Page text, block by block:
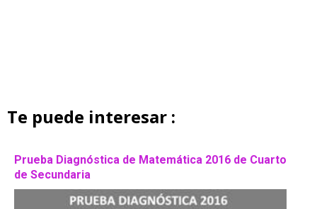
Te puede interesar :
Prueba Diagnóstica de Matemática 2016 de Cuarto
de Secundaria